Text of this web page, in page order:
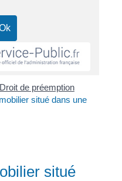
Droit de préemption
situé dans une
situé